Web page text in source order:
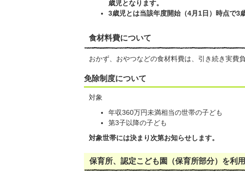
歳児となります。
3歳児とは当該年度開始（4月1日）時点で3
食材料費について
おかず、おやつなどの食材料費は、引き続き実費負
免除制度について
対象
年収360万円未満相当の世帯の子ども
第3子以降の子ども
対象世帯には決まり次第お知らせします。
保育所、認定こども園（保育所部分）を利